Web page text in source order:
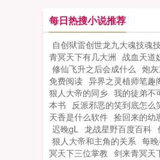
每日热搜小说推荐
自创狱雷创世龙九大魂技魂
青冥天下有几大洲 战血天道
修仙飞升之后会成什么 炮
免费阅读 异界之灵植师笔趣
狠人大帝的同乡 我的徒弟不
本书 反派邪恶的笑到底怎么
天香是什么软件 捡回来的幼
迟晚gL 龙战星野百度百科
狠人大帝和主角的关系 每
冥天下三位掌教 剑来青冥天